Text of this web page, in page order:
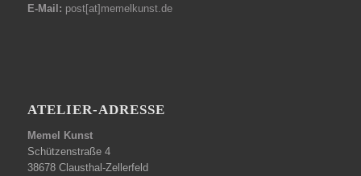
E-Mail: post[at]memelkunst.de
ATELIER-ADRESSE
Memel Kunst
Schützenstraße 4
38678 Clausthal-Zellerfeld